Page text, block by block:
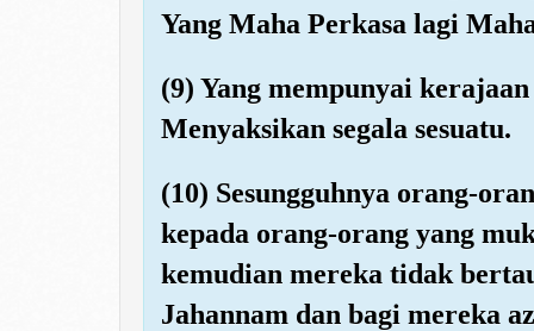
Yang Maha Perkasa lagi
(9) Yang mempunyai
Menyaksikan segala sesuatu.
(10) Sesungguhnya orang-
kepada orang-orang yang
kemudian mereka tidak
Jahannam dan bagi mereka